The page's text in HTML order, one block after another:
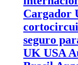
Cargador
seguro
UK USA